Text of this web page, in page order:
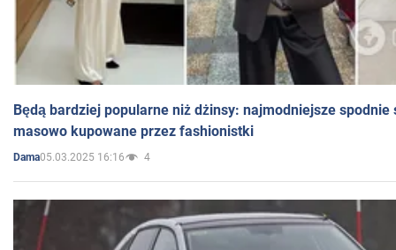
Będą bardziej popularne niż dżinsy: najmodniejsze spodnie
masowo kupowane przez fashionistki
Dama05.03.2025 16:16 4